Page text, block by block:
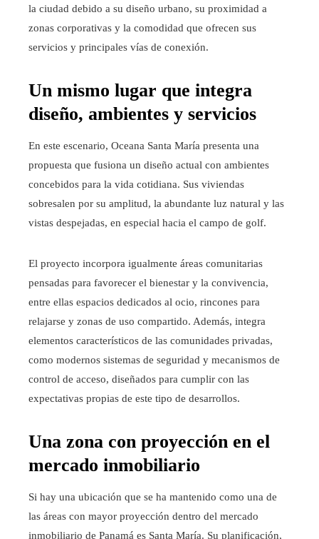
la ciudad debido a su diseño urbano, su proximidad a
zonas corporativas y la comodidad que ofrecen sus
servicios y principales vías de conexión.
Un mismo lugar que integra
diseño, ambientes y servicios
En este escenario, Oceana Santa María presenta una
propuesta que fusiona un diseño actual con ambientes
concebidos para la vida cotidiana. Sus viviendas
sobresalen por su amplitud, la abundante luz natural y las
vistas despejadas, en especial hacia el campo de golf.
El proyecto incorpora igualmente áreas comunitarias
pensadas para favorecer el bienestar y la convivencia,
entre ellas espacios dedicados al ocio, rincones para
relajarse y zonas de uso compartido. Además, integra
elementos característicos de las comunidades privadas,
como modernos sistemas de seguridad y mecanismos de
control de acceso, diseñados para cumplir con las
expectativas propias de este tipo de desarrollos.
Una zona con proyección en el
mercado inmobiliario
Si hay una ubicación que se ha mantenido como una de
las áreas con mayor proyección dentro del mercado
inmobiliario de Panamá es Santa María. Su planificación,